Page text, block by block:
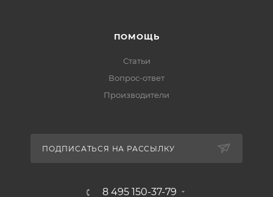
ПОМОЩЬ
Статьи
Вопрос-ответ
Производители
ПОДПИСАТЬСЯ НА РАССЫЛКУ
8 495 150-37-79